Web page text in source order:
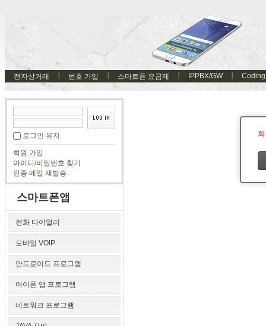
전자상거래 번호 가입 스마트폰 요금제 IPPBX/GW Coding
로그인 유지
회원 가입
아이디/비밀번호 찾기
인증 메일 재발송
스마트폰앱
전화 다이얼러
모바일 VOIP
안드로이드 프로그램
아이폰 앱 프로그램
네트워크 프로그램